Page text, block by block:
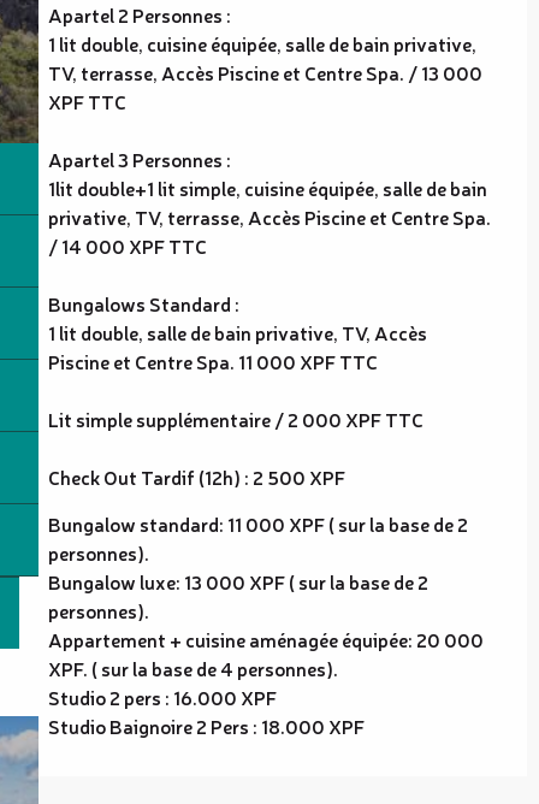
Apartel 2 Personnes :
1 lit double, cuisine équipée, salle de bain privative,
TV, terrasse, Accès Piscine et Centre Spa. / 13 000
XPF TTC
Apartel 3 Personnes :
1lit double+1 lit simple, cuisine équipée, salle de bain
privative, TV, terrasse, Accès Piscine et Centre Spa.
/ 14 000 XPF TTC
Bungalows Standard :
1 lit double, salle de bain privative, TV, Accès
Piscine et Centre Spa. 11 000 XPF TTC
Lit simple supplémentaire / 2 000 XPF TTC
Check Out Tardif (12h) : 2 500 XPF
Bungalow standard: 11 000 XPF ( sur la base de 2
personnes).
Bungalow luxe: 13 000 XPF ( sur la base de 2
personnes).
Appartement + cuisine aménagée équipée: 20 000
XPF. ( sur la base de 4 personnes).
Studio 2 pers : 16.000 XPF
Studio Baignoire 2 Pers : 18.000 XPF